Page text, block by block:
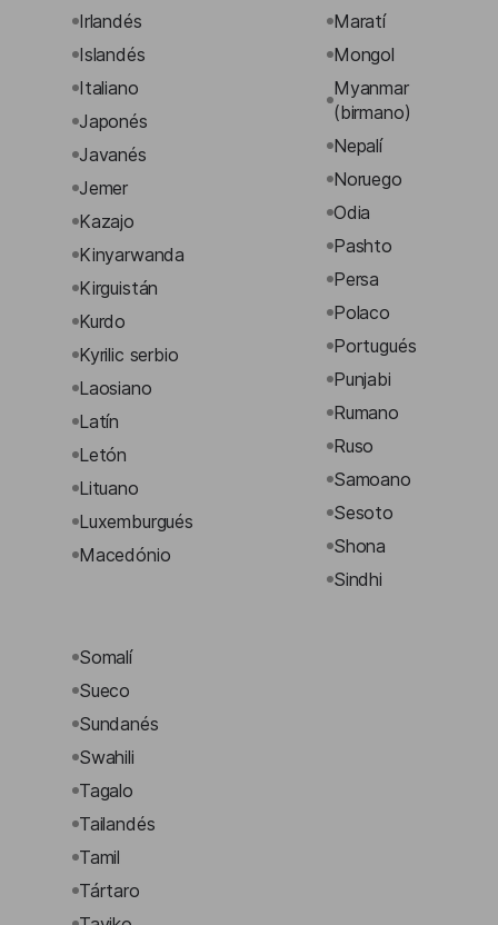
Irlandés
Islandés
Italiano
Japonés
Javanés
Jemer
Kazajo
Kinyarwanda
Kirguistán
Kurdo
Kyrilic serbio
Laosiano
Latín
Letón
Lituano
Luxemburgués
Macedónio
Maratí
Mongol
Myanmar
(birmano)
Nepalí
Noruego
Odia
Pashto
Persa
Polaco
Portugués
Punjabi
Rumano
Ruso
Samoano
Sesoto
Shona
Sindhi
Somalí
Sueco
Sundanés
Swahili
Tagalo
Tailandés
Tamil
Tártaro